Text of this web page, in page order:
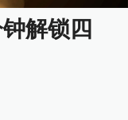
解锁四